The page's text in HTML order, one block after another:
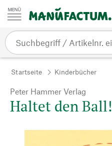
Zum Inhalt springen
Startseite Kinderbücher
Peter Hammer Verlag
Haltet den Ball!